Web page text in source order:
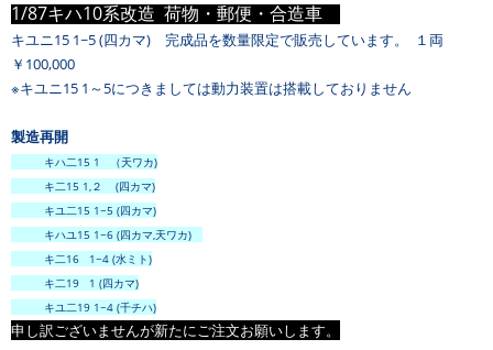
1/87キハ10系改造 荷物・郵便・合造車
キユニ15 1~5 (四カマ) 完成品を数量限定で販売しています。 １両
￥100,000
※キユニ15 1～5につきましては動力装置は搭載しておりません
製造再開
キハ二15 1 （天ワカ)
キ二15 1,２ (四カマ)
キユ二15 1~5 (四カマ)
キハユ15 1~6 (四カマ,天ワカ)
キ二16 1~4 (水ミト)
キ二19 1 (四カマ)
キユ二19 1~4 (千チハ)
申し訳ございませんが新たにご注文お願いします。